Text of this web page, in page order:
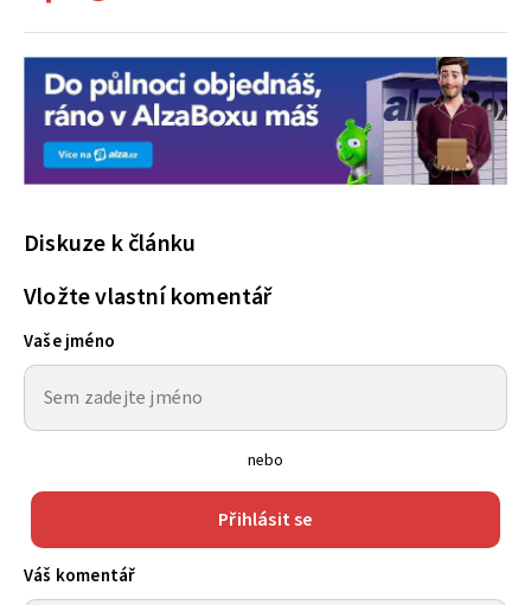
Diskuze k článku
Vložte vlastní komentář
Vaše jméno
nebo
Přihlásit se
Váš komentář